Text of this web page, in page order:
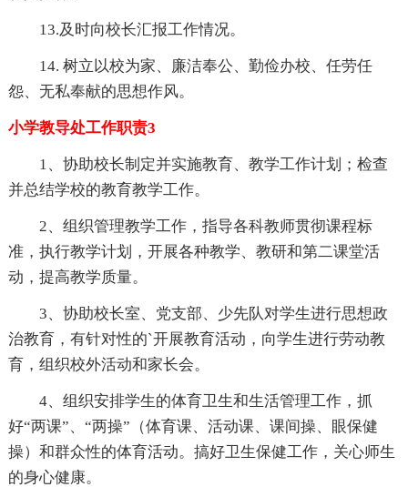
13.及时向校长汇报工作情况。
14. 树立以校为家、廉洁奉公、勤俭办校、任劳任
怨、无私奉献的思想作风。
小学教导处工作职责3
1、协助校长制定并实施教育、教学工作计划；检查
并总结学校的教育教学工作。
2、组织管理教学工作，指导各科教师贯彻课程标
准，执行教学计划，开展各种教学、教研和第二课堂活
动，提高教学质量。
3、协助校长室、党支部、少先队对学生进行思想政
治教育，有针对性的`开展教育活动，向学生进行劳动教
育，组织校外活动和家长会。
4、组织安排学生的体育卫生和生活管理工作，抓
好“两课”、“两操”（体育课、活动课、课间操、眼保健
操）和群众性的体育活动。搞好卫生保健工作，关心师生
的身心健康。